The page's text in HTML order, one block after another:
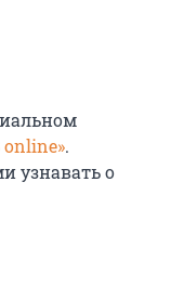
online».
узнавать о